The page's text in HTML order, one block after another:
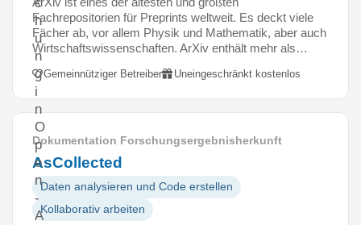
h
u
n
g
i
n
O
p
e
n
-
A
Fachrepositorien für Preprints weltweit. Es deckt viele
Fächer ab, vor allem Physik und Mathematik, aber auch
Wirtschaftswissenschaften. ArXiv enthält mehr als…
Gemeinnütziger Betreiber Uneingeschränkt kostenlos
Dokumentation Forschungsergebnisherkunft
AsCollected
Daten analysieren und Code erstellen
Kollaborativ arbeiten